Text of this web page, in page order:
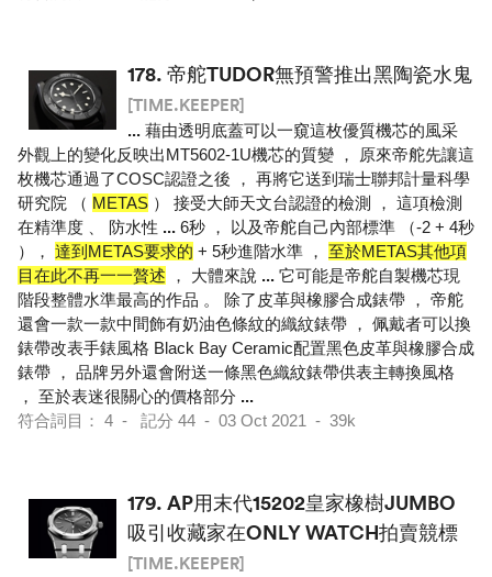
178. 帝舵TUDOR無預警推出黑陶瓷水鬼
[TIME.KEEPER]
... 藉由透明底蓋可以一窺這枚優質機芯的風采
外觀上的變化反映出MT5602-1U機芯的質變 ， 原來帝舵先讓這
枚機芯通過了COSC認證之後 ， 再將它送到瑞士聯邦計量科學
研究院 （ METAS ） 接受大師天文台認證的檢測 ， 這項檢測
在精準度 、 防水性 ... 6秒 ， 以及帝舵自己內部標準 （-2 + 4秒
）， 達到METAS要求的 + 5秒進階水準 ， 至於METAS其他項
目在此不再一一贅述 ， 大體來說 ... 它可能是帝舵自製機芯現
階段整體水準最高的作品 。 除了皮革與橡膠合成錶帶 ， 帝舵
還會一款一款中間飾有奶油色條紋的織紋錶帶 ， 佩戴者可以換
錶帶改表手錶風格 Black Bay Ceramic配置黑色皮革與橡膠合成
錶帶 ， 品牌另外還會附送一條黑色織紋錶帶供表主轉換風格
， 至於表迷很關心的價格部分 ...
符合詞目： 4 - 記分 44 - 03 Oct 2021 - 39k
179. AP用末代15202皇家橡樹JUMBO
吸引收藏家在ONLY WATCH拍賣競標
[TIME.KEEPER]